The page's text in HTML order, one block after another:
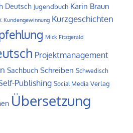
Deutsch Jugendbuch Karin Braun
Kundengewinnung Kurzgeschichten
Mick Fitzgerald
Projektmanagement
Sachbuch Schreiben Schwedisch
Publishing Social Media Verlag
Übersetzung